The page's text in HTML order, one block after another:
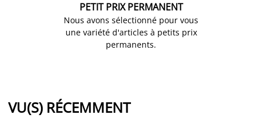
PETIT PRIX PERMANENT
Nous avons sélectionné pour vous
une variété d'articles à petits prix
permanents.
VU(S) RÉCEMMENT